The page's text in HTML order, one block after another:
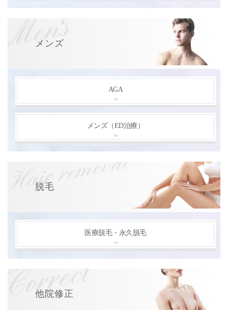
メンズ
AGA
メンズ（ED治療）
脱毛
医療脱毛・永久脱毛
他院修正